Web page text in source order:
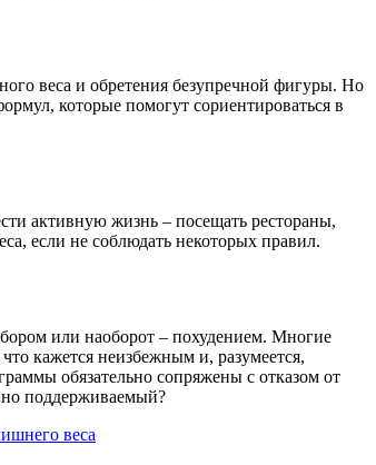
веса и обретения безупречной фигуры. Но
которые помогут сориентироваться в
активную жизнь – посещать рестораны,
если не соблюдать некоторых правил.
или наоборот – похудением. Многие
кажется неизбежным и, разумеется,
обязательно сопряжены с отказом от
поддерживаемый?
веса